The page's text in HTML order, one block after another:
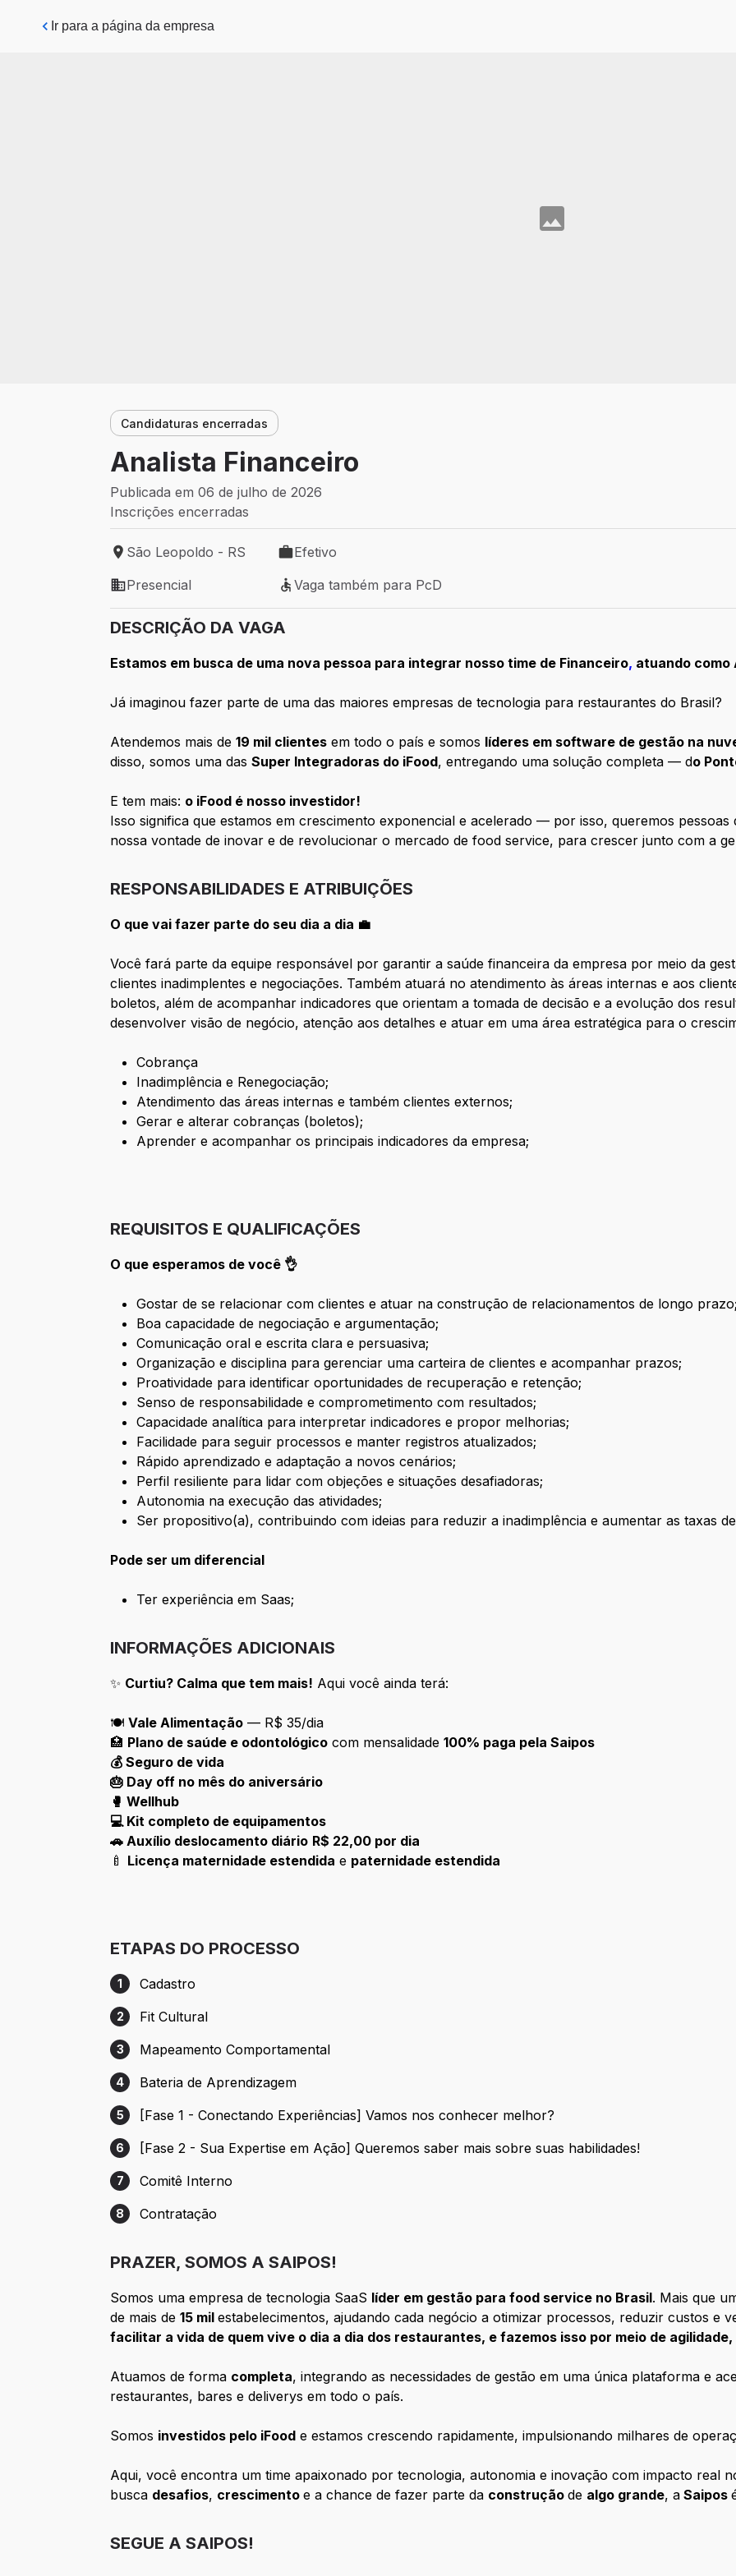
Pular para o conteúdo principal
Ir para a página da empresa
Candidaturas encerradas
Analista Financeiro
Publicada em 06 de julho de 2026
Inscrições encerradas
Local de trabalho: São Leopoldo - RS
São Leopoldo - RS
Tipo de vaga: Efetivo
Efetivo
Modelo de trabalho: Presencial
Presencial
Vaga também para PcD
Vaga também para PcD
DESCRIÇÃO DA VAGA
Estamos em busca de uma nova pessoa para integrar nosso time de Financeiro, atuando
Já imaginou fazer parte de uma das maiores empresas de tecnologia para restaurantes do Brasil?
Atendemos mais de19 mil clientes em todo o país e somos líderes em software de gestão na
disso, somos uma dasSuper Integradoras do iFood, entregando uma solução completa — do
E tem mais: o iFood é nosso investidor!
Isso significa que estamos em crescimento exponencial e acelerado — por isso, queremos
nossa vontade de inovar e de revolucionar o mercado de food service, para crescer junto com a
RESPONSABILIDADES E ATRIBUIÇÕES
O que vai fazer parte do seu dia a dia 💼
Você fará parte da equipe responsável por garantir a saúde financeira da empresa por meio da
clientes inadimplentes e negociações. Também atuará no atendimento às áreas internas e aos
boletos, além de acompanhar indicadores que orientam a tomada de decisão e a evolução dos
desenvolver visão de negócio, atenção aos detalhes e atuar em uma área estratégica para o
Cobrança
Inadimplência e Renegociação;
Atendimento das áreas internas e também clientes externos;
Gerar e alterar cobranças (boletos);
Aprender e acompanhar os principais indicadores da empresa;
REQUISITOS E QUALIFICAÇÕES
O que esperamos de você 👌
Gostar de se relacionar com clientes e atuar na construção de relacionamentos de longo
Boa capacidade de negociação e argumentação;
Comunicação oral e escrita clara e persuasiva;
Organização e disciplina para gerenciar uma carteira de clientes e acompanhar prazos;
Proatividade para identificar oportunidades de recuperação e retenção;
Senso de responsabilidade e comprometimento com resultados;
Capacidade analítica para interpretar indicadores e propor melhorias;
Facilidade para seguir processos e manter registros atualizados;
Rápido aprendizado e adaptação a novos cenários;
Perfil resiliente para lidar com objeções e situações desafiadoras;
Autonomia na execução das atividades;
Ser propositivo(a), contribuindo com ideias para reduzir a inadimplência e aumentar as taxas
Pode ser um diferencial
Ter experiência em Saas;
INFORMAÇÕES ADICIONAIS
✨ Curtiu? Calma que tem mais! Aqui você ainda terá:
🍽️Vale Alimentação — R$ 35/dia
🏥 Plano de saúde e odontológico com mensalidade100% paga pela Saipos
💰Seguro de vida
🎂 Day off no mês do aniversário
🥊Wellhub
💻 Kit completo de equipamentos
🚗Auxílio deslocamento diário R$ 22,00 por dia
🍼 Licença maternidade estendida e paternidade estendida
ETAPAS DO PROCESSO
Etapa 1: Cadastro
1 Cadastro
Etapa 2: Fit Cultural
2 Fit Cultural
Etapa 3: Mapeamento Comportamental
3 Mapeamento Comportamental
Etapa 4: Bateria de Aprendizagem
4 Bateria de Aprendizagem
Etapa 5: [Fase 1 - Conectando Experiências] Vamos nos conhecer melhor?
5 [Fase 1 - Conectando Experiências] Vamos nos conhecer melhor?
Etapa 6: [Fase 2 - Sua Expertise em Ação] Queremos saber mais sobre suas habilidades!
6 [Fase 2 - Sua Expertise em Ação] Queremos saber mais sobre suas habilidades!
Etapa 7: Comitê Interno
7 Comitê Interno
Etapa 8: Contratação
8 Contratação
PRAZER, SOMOS A SAIPOS!
Somos uma empresa de tecnologia SaaS líder em gestão para food service no Brasil. Mais que
de mais de15 milestabelecimentos, ajudando cada negócio a otimizar processos, reduzir custos e
facilitar a vida de quem vive o dia a dia dos restaurantes, e fazemos isso por meio de
Atuamos de forma completa, integrando as necessidades de gestão em uma única plataforma e
restaurantes, bares e deliverys em todo o país.
Somos investidos pelo iFood e estamos crescendo rapidamente, impulsionando milhares de
Aqui, você encontra um time apaixonado por tecnologia, autonomia e inovação com impacto real
busca desafios, crescimentoe a chance de fazer parte da construçãode algo grande, a Saipos
SEGUE A SAIPOS!